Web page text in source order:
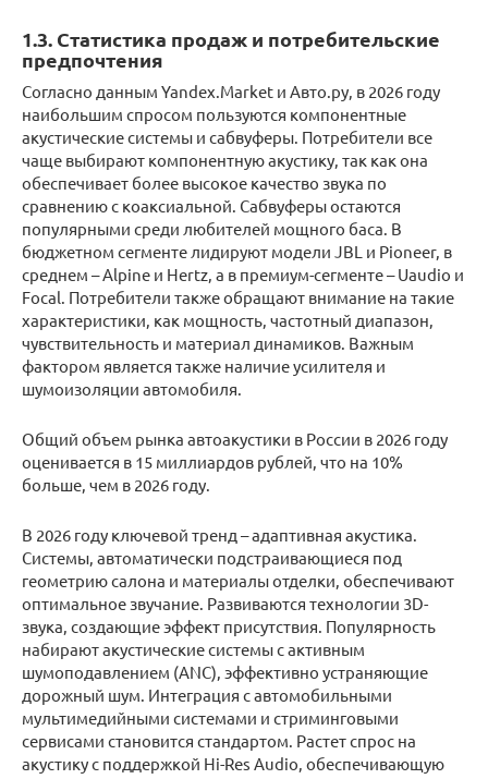
1.3. Статистика продаж и потребительские
предпочтения
Согласно данным Yandex.Market и Авто.ру, в 2026 году
наибольшим спросом пользуются компонентные
акустические системы и сабвуферы. Потребители все
чаще выбирают компонентную акустику, так как она
обеспечивает более высокое качество звука по
сравнению с коаксиальной. Сабвуферы остаются
популярными среди любителей мощного баса. В
бюджетном сегменте лидируют модели JBL и Pioneer, в
среднем – Alpine и Hertz, а в премиум-сегменте – Uaudio и
Focal. Потребители также обращают внимание на такие
характеристики, как мощность, частотный диапазон,
чувствительность и материал динамиков. Важным
фактором является также наличие усилителя и
шумоизоляции автомобиля.
Общий объем рынка автоакустики в России в 2026 году
оценивается в 15 миллиардов рублей, что на 10%
больше, чем в 2026 году.
В 2026 году ключевой тренд – адаптивная акустика.
Системы, автоматически подстраивающиеся под
геометрию салона и материалы отделки, обеспечивают
оптимальное звучание. Развиваются технологии 3D-
звука, создающие эффект присутствия. Популярность
набирают акустические системы с активным
шумоподавлением (ANC), эффективно устраняющие
дорожный шум. Интеграция с автомобильными
мультимедийными системами и стриминговыми
сервисами становится стандартом. Растет спрос на
акустику с поддержкой Hi-Res Audio, обеспечивающую